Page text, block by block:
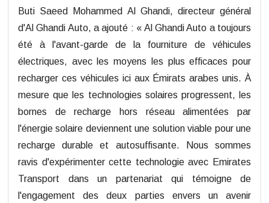
Buti Saeed Mohammed Al Ghandi, directeur général
d'Al Ghandi Auto, a ajouté : « Al Ghandi Auto a toujours
été à l'avant-garde de la fourniture de véhicules
électriques, avec les moyens les plus efficaces pour
recharger ces véhicules ici aux Émirats arabes unis. À
mesure que les technologies solaires progressent, les
bornes de recharge hors réseau alimentées par
l'énergie solaire deviennent une solution viable pour une
recharge durable et autosuffisante. Nous sommes
ravis d'expérimenter cette technologie avec Emirates
Transport dans un partenariat qui témoigne de
l'engagement des deux parties envers un avenir